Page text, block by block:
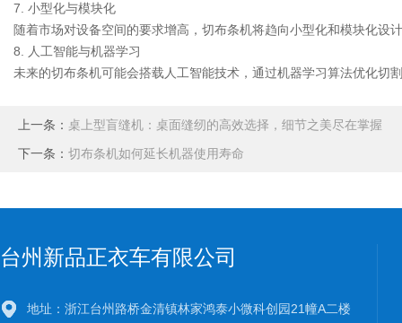
7. 小型化与模块化
随着市场对设备空间的要求增高，切布条机将趋向小型化和模块化
8. 人工智能与机器学习
未来的切布条机可能会搭载人工智能技术，通过机器学习算法优化
上一条： 桌上型盲缝机：桌面缝纫的高效选择，细节之美尽在掌握
下一条： 切布条机如何延长机器使用寿命
台州新品正衣车有限公司
地址：浙江台州路桥金清镇林家鸿泰小微科创园21幢A二楼